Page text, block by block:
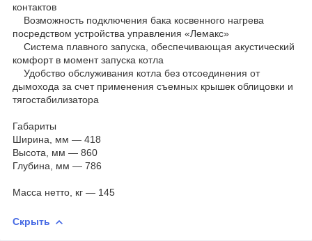
контактов
Возможность подключения бака косвенного нагрева
посредством устройства управления «Лемакс»
Система плавного запуска, обеспечивающая акустический
комфорт в момент запуска котла
Удобство обслуживания котла без отсоединения от
дымохода за счет применения съемных крышек облицовки и
тягостабилизатора
Габариты
Ширина, мм — 418
Высота, мм — 860
Глубина, мм — 786
Масса нетто, кг — 145
Скрыть